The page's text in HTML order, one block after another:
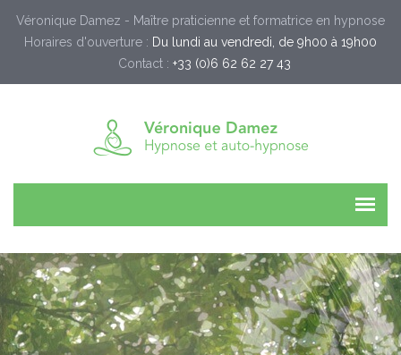
Véronique Damez - Maître praticienne et formatrice en hypnose
Horaires d'ouverture : Du lundi au vendredi, de 9h00 à 19h00
Contact : +33 (0)6 62 62 27 43